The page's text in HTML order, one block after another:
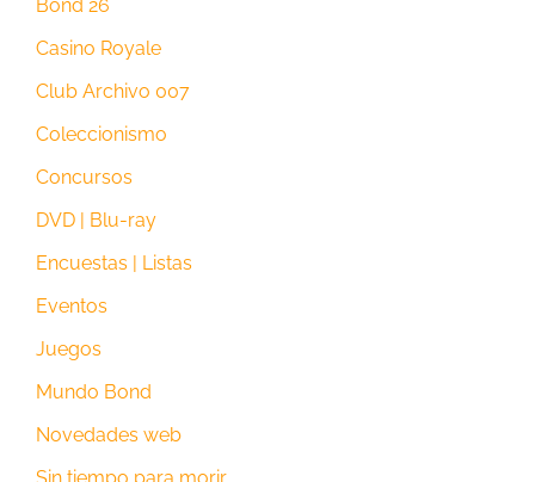
Bond 26
Casino Royale
Club Archivo 007
Coleccionismo
Concursos
DVD | Blu-ray
Encuestas | Listas
Eventos
Juegos
Mundo Bond
Novedades web